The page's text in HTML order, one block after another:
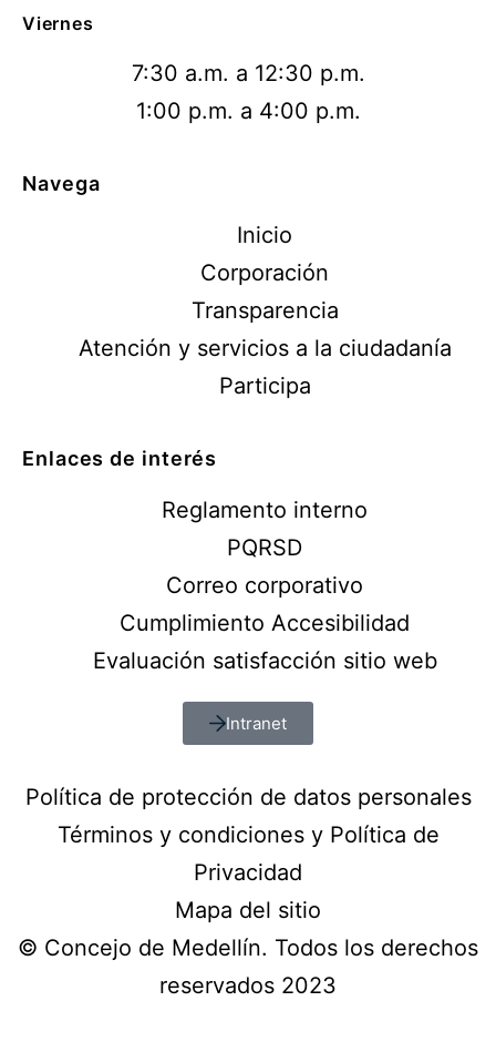
Viernes
7:30 a.m. a 12:30 p.m.
1:00 p.m. a 4:00 p.m.
Navega
Inicio
Corporación
Transparencia
Atención y servicios a la ciudadanía
Participa
Enlaces de interés
Reglamento interno
PQRSD
Correo corporativo
Cumplimiento Accesibilidad
Evaluación satisfacción sitio web
Intranet
Política de protección de datos personales
Términos y condiciones y Política de
Privacidad
Mapa del sitio
© Concejo de Medellín. Todos los derechos
reservados 2023